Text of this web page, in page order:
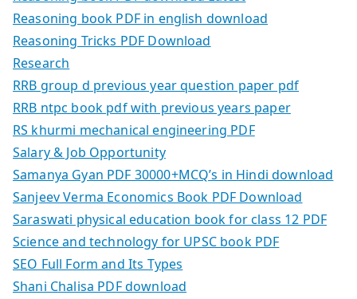
Reasoning book PDF in english download
Reasoning Tricks PDF Download
Research
RRB group d previous year question paper pdf
RRB ntpc book pdf with previous years paper
RS khurmi mechanical engineering PDF
Salary & Job Opportunity
Samanya Gyan PDF 30000+MCQ’s in Hindi download
Sanjeev Verma Economics Book PDF Download
Saraswati physical education book for class 12 PDF
Science and technology for UPSC book PDF
SEO Full Form and Its Types
Shani Chalisa PDF download